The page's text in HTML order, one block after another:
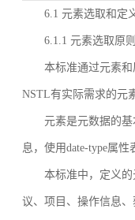
6.1 元素选取和定
6.1.1 元素选取原
本标准通过元素
NSTL有实际需求的元
元素是元数据的
息，使用date-type属
本标准中，定义
议、项目、操作信息